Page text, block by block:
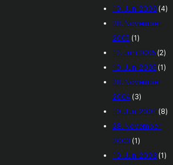
10. Juni 2006 (4)
28. November
2005 (1)
12. Juni 2005 (2)
10. Juni 2005 (1)
28. November
2004 (3)
10. Juni 2004(8)
28. November
2003 (1)
10. Juni 2003 (1)